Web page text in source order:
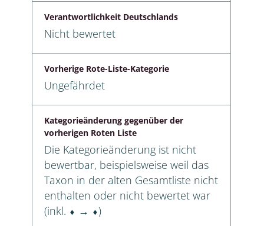
Verantwortlichkeit Deutschlands
Nicht bewertet
Vorherige Rote-Liste-Kategorie
Ungefährdet
Kategorieänderung gegenüber der
vorherigen Roten Liste
Die Kategorieänderung ist nicht
bewertbar, beispielsweise weil das
Taxon in der alten Gesamtliste nicht
enthalten oder nicht bewertet war
(inkl. ⬧ → ⬧)